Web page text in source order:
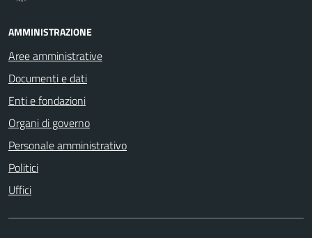
AMMINISTRAZIONE
Aree amministrative
Documenti e dati
Enti e fondazioni
Organi di governo
Personale amministrativo
Politici
Uffici